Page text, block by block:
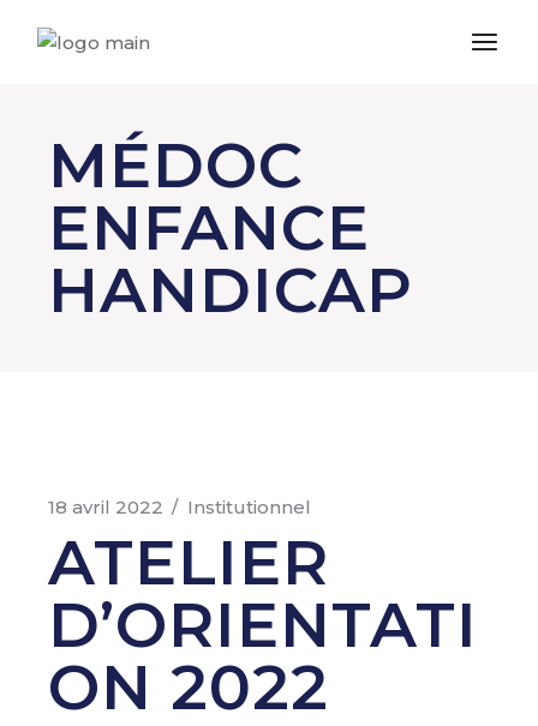
MÉDOC
ENFANCE
HANDICAP
18 avril 2022 Institutionnel
ATELIER
D’ORIENTATI
ON 2022